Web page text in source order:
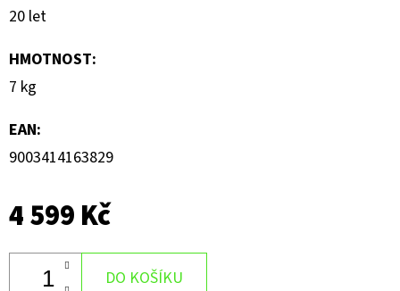
20 let
HMOTNOST:
7 kg
EAN:
9003414163829
4 599 Kč
DO KOŠÍKU